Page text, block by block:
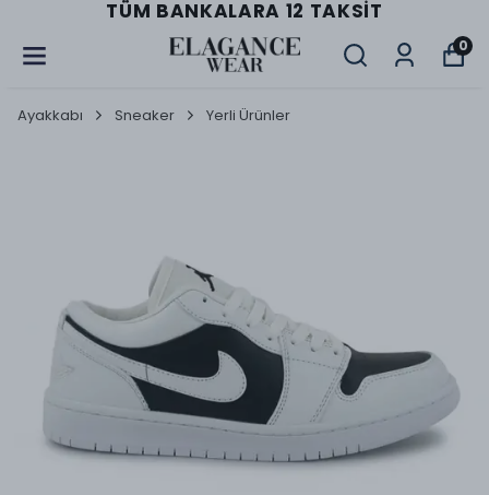
TÜM BANKALARA 12 TAKSIT
0
Ayakkabı Sneaker Yerli Ürünler